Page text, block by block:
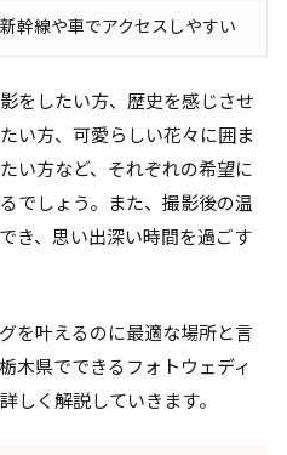
幹線や車でアクセスしやすい
をしたい方、歴史を感じさせ
い方、可愛らしい花々に囲ま
い方など、それぞれの希望に
でしょう。また、撮影後の温
き、思い出深い時間を過ごす
を叶えるのに最適な場所と言
木県でできるフォトウェディ
しく解説していきます。